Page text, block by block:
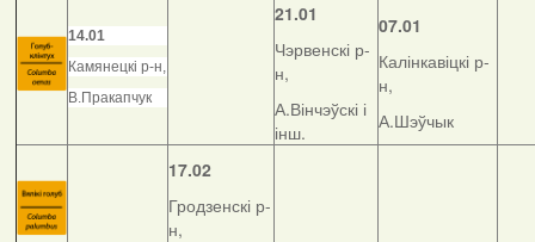
14.01
Камянецкі р-н,
В.Пракапчук
21.01
Чэрвенскі р-
н,
А.Вінчэўскі і
інш.
07.01
Калінкавіцкі р-
н,
А.Шэўчык
17.02
Гродзенскі р-
н,